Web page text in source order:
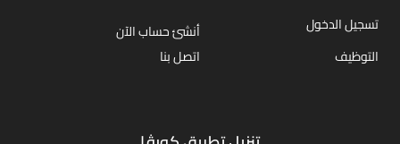
تسجيل الدخول
أنشئ حساب الآن
التوظيف
اتصل بنا